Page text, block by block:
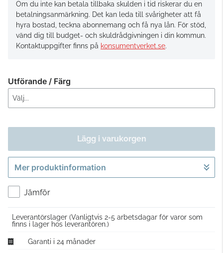
Om du inte kan betala tillbaka skulden i tid riskerar du en
betalningsanmärkning. Det kan leda till svårigheter att få
hyra bostad, teckna abonnemang och få nya lån. För stöd,
vänd dig till budget- och skuldrådgivningen i din kommun.
Kontaktuppgifter finns på konsumentverket.se.
Utförande / Färg
Lägg i varukorgen
Gå till kassan
Mer produktinformation
Jämför
Leverantörslager (Vanligtvis 2-5 arbetsdagar för varor som
finns i lager hos leverantören.)
Garanti i 24 månader